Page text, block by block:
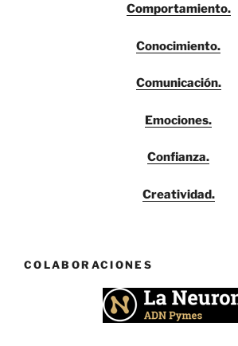
Comportamiento.
Conocimiento.
Comunicación.
Emociones.
Confianza.
Creatividad.
COLABORACIONES